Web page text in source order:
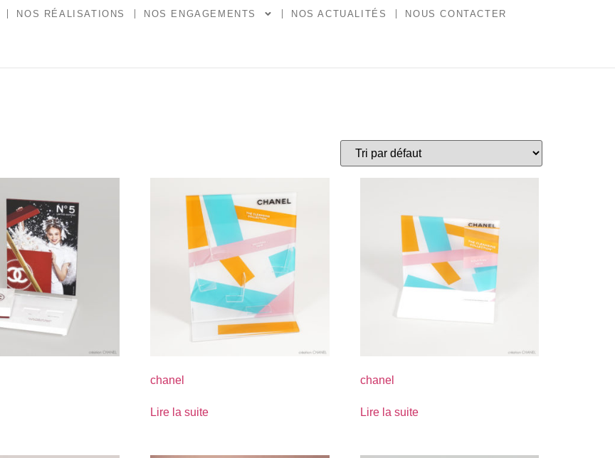
NOS RÉALISATIONS NOS ENGAGEMENTS NOS ACTUALITÉS NOUS CONTACTER
chanel
Lire la suite
chanel
Lire la suite